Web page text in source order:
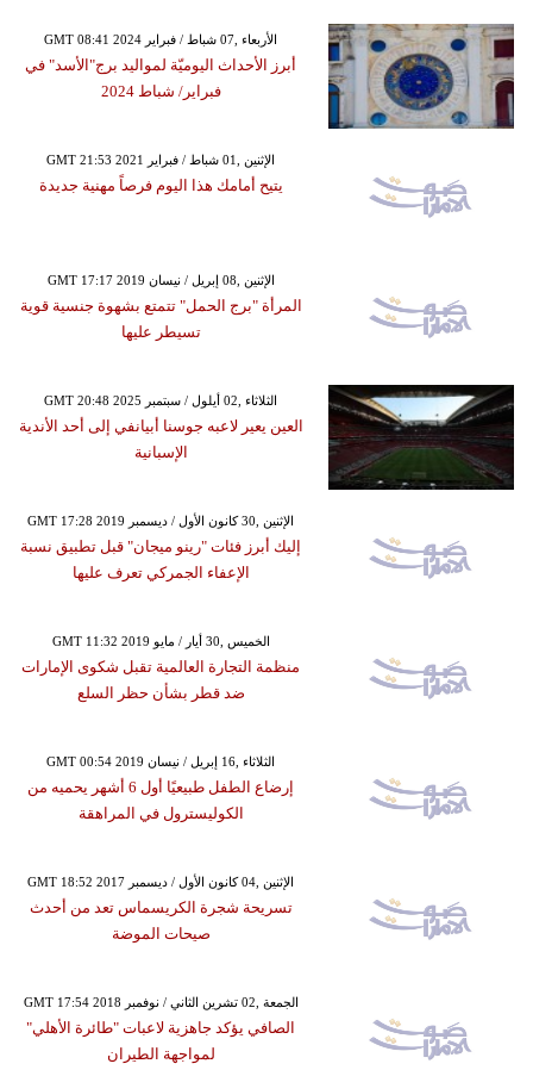
GMT 08:41 2024 الأربعاء ,07 شباط / فبراير
أبرز الأحداث اليوميّة لمواليد برج"الأسد" في
فبراير/ شباط 2024
GMT 21:53 2021 الإثنين ,01 شباط / فبراير
يتيح أمامك هذا اليوم فرصاً مهنية جديدة
GMT 17:17 2019 الإثنين ,08 إبريل / نيسان
المرأة "برج الحمل" تتمتع بشهوة جنسية قوية
تسيطر عليها
GMT 20:48 2025 الثلاثاء ,02 أيلول / سبتمبر
العين يعير لاعبه جوسنا أبيانفي إلى أحد الأندية
الإسبانية
GMT 17:28 2019 الإثنين ,30 كانون الأول / ديسمبر
إليك أبرز فئات "رينو ميجان" قبل تطبيق نسبة
الإعفاء الجمركي تعرف عليها
GMT 11:32 2019 الخميس ,30 أيار / مايو
منظمة التجارة العالمية تقبل شكوى الإمارات
ضد قطر بشأن حظر السلع
GMT 00:54 2019 الثلاثاء ,16 إبريل / نيسان
إرضاع الطفل طبيعيًا أول 6 أشهر يحميه من
الكوليسترول في المراهقة
GMT 18:52 2017 الإثنين ,04 كانون الأول / ديسمبر
تسريحة شجرة الكريسماس تعد من أحدث
صيحات الموضة
GMT 17:54 2018 الجمعة ,02 تشرين الثاني / نوفمبر
الصافي يؤكد جاهزية لاعبات "طائرة الأهلي"
لمواجهة الطيران